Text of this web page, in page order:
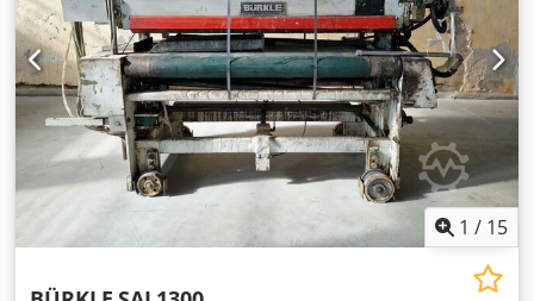
1 / 15